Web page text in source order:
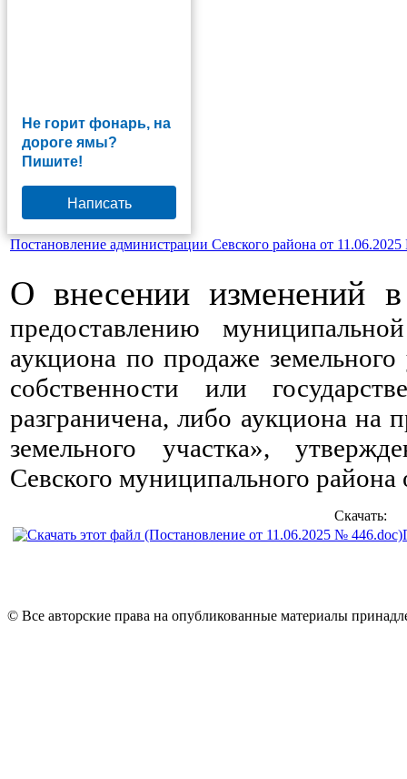
Не горит фонарь, на
дороге ямы?
Пишите!
Написать
Постановление администрации Севского района от
О внесении изменений
предоставлению
аукциона по продаже земельного
собственности или
разграничена,либо аукциона на
земельного участка»,
Севского муниципального
Скачать:
© Все авторские права на опубликованные материалы